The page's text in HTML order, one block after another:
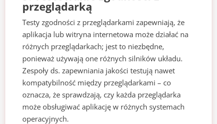
przeglądarką
Testy zgodności z przeglądarkami zapewniają, że
aplikacja lub witryna internetowa może działać na
różnych przeglądarkach; jest to niezbędne,
ponieważ używają one różnych silników układu.
Zespoły ds. zapewniania jakości testują nawet
kompatybilność między przeglądarkami – co
oznacza, że sprawdzają, czy każda przeglądarka
może obsługiwać aplikację w różnych systemach
operacyjnych.